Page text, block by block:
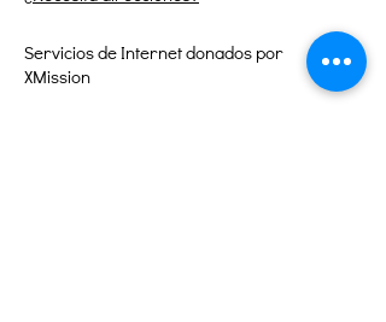
Servicios de Internet donados por
XMission